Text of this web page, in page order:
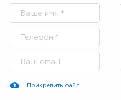
Прикрепить файл